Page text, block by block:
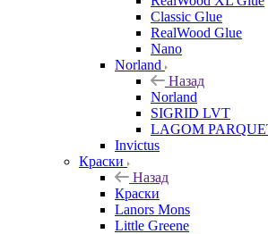
Classic Glue
RealWood Glue
Nano
Norland
Назад
Norland
SIGRID LVT
LAGOM
Invictus
Краски
Назад
Краски
Lanors Mons
Little Greene